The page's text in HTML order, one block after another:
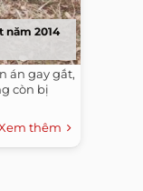
năm 2014
án gay gắt,
còn bị
thêm